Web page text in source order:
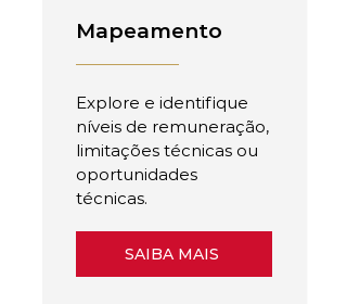
Mapeamento
Explore e identifique
níveis de remuneração,
limitações técnicas ou
oportunidades
técnicas.
SAIBA MAIS